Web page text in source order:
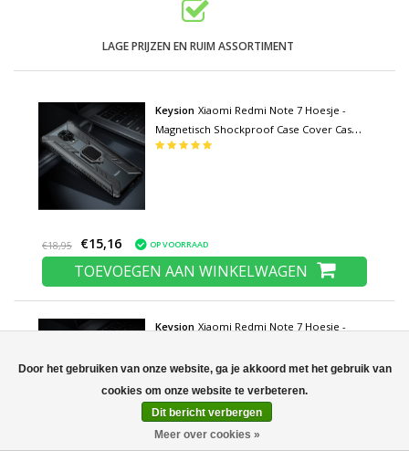
LAGE PRIJZEN EN RUIM ASSORTIMENT
Keysion Xiaomi Redmi Note 7 Hoesje -
Magnetisch Shockproof Case Cover Cas
TPU Zwart + Kickstand
€18,95 €15,16 OP VOORRAAD
TOEVOEGEN AAN WINKELWAGEN
Keysion Xiaomi Redmi Note 7 Hoesje -
TPU Blauw + Kickstand
Nog niet gewaardeerd
Door het gebruiken van onze website, ga je akkoord met het gebruik van
Dit bericht verbergen
Meer over cookies »